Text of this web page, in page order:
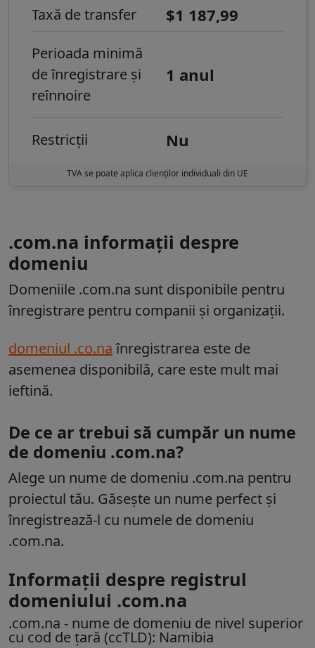
Taxă de transfer $1 187,99
Perioada minimă
de înregistrare și
reînnoire
1 anul
Restricții Nu
TVA se poate aplica clienților individuali din UE
.com.na informații despre
domeniu
Domeniile .com.na sunt disponibile pentru
înregistrare pentru companii și organizații.
domeniul .co.na înregistrarea este de
asemenea disponibilă, care este mult mai
ieftină.
De ce ar trebui să cumpăr un nume
de domeniu .com.na?
Alege un nume de domeniu .com.na pentru
proiectul tău. Găsește un nume perfect și
înregistrează-l cu numele de domeniu
.com.na.
Informații despre registrul
domeniului .com.na
.com.na - nume de domeniu de nivel superior
cu cod de țară (ccTLD): Namibia